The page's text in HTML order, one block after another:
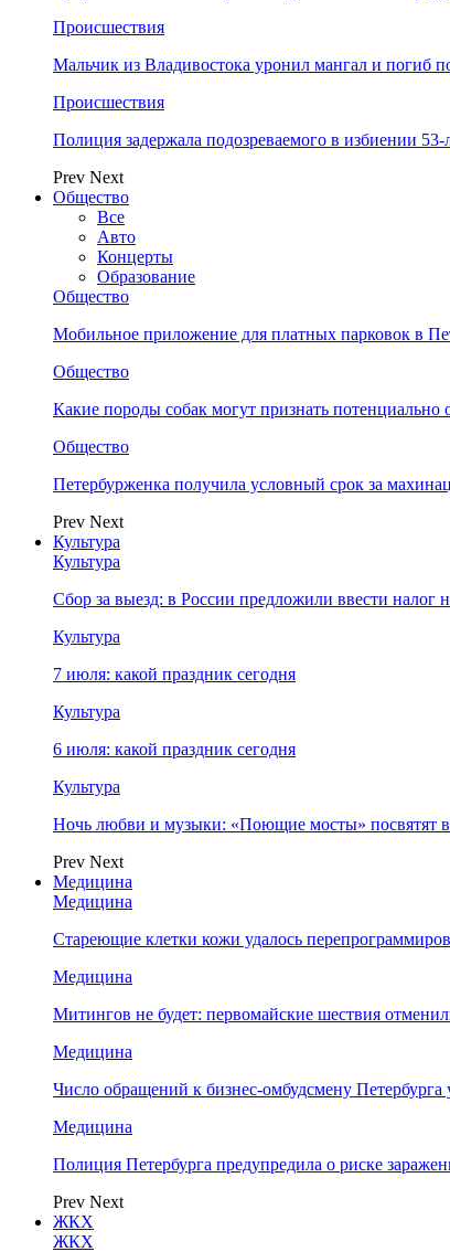
Происшествия
Мальчик из Владивостока уронил мангал и погиб
Происшествия
Полиция задержала подозреваемого в избиении
Prev Next
Общество
Все
Авто
Концерты
Образование
Общество
Мобильное приложение для платных парковок в
Общество
Какие породы собак могут признать
Общество
Петербурженка получила условный срок за
Prev Next
Культура
Культура
Сбор за выезд: в России предложили ввести налог
Культура
7 июля: какой праздник сегодня
Культура
6 июля: какой праздник сегодня
Культура
Ночь любви и музыки: «Поющие мосты» посвятят
Prev Next
Медицина
Медицина
Стареющие клетки кожи удалось
Медицина
Митингов не будет: первомайские шествия
Медицина
Число обращений к бизнес-омбудсмену Петербурга
Медицина
Полиция Петербурга предупредила о риске
Prev Next
ЖКХ
ЖКХ